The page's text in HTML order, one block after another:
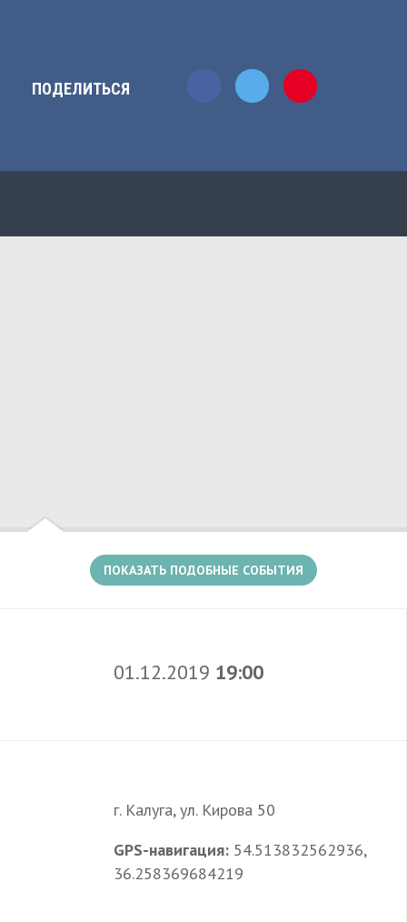
ПОДЕЛИТЬСЯ
ПОКАЗАТЬ ПОДОБНЫЕ СОБЫТИЯ
01.12.2019 19:00
г. Калуга, ул. Кирова 50
GPS-навигация: 54.513832562936,
36.258369684219